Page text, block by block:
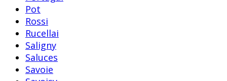
Pot
Rossi
Rucellai
Saligny
Saluces
Savoie